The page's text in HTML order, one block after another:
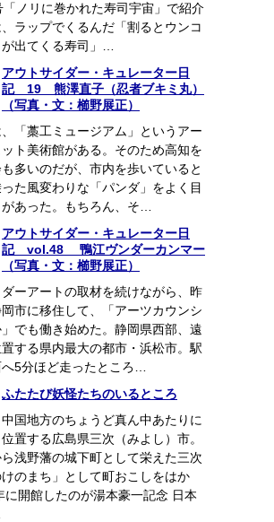
「ノリに巻かれた寿司宇宙」で紹介
ラップでくるんだ「割るとウンコ
が出てくる寿司」…
アウトサイダー・キュレーター日
記 19 熊澤直子（忍者ブキミ丸）
（写真・文：櫛野展正）
「藁工ミュージアム」というアー
ト美術館がある。そのため高知を
多いのだが、市内を歩いていると
た風変わりな「パンダ」をよく目
あった。もちろん、そ…
アウトサイダー・キュレーター日
記 vol.48 鴨江ヴンダーカンマー
（写真・文：櫛野展正）
ーアートの取材を続けながら、昨
市に移住して、「アーツカウンシ
でも働き始めた。静岡県西部、遠
する県内最大の都市・浜松市。駅
5分ほど走ったところ…
ふたたび妖怪たちのいるところ
中国地方のちょうど真ん中あたりに
位置する広島県三次（みよし）市。
浅野藩の城下町として栄えた三次
のまち」として町おこしをはか
に開館したのが湯本豪一記念 日本